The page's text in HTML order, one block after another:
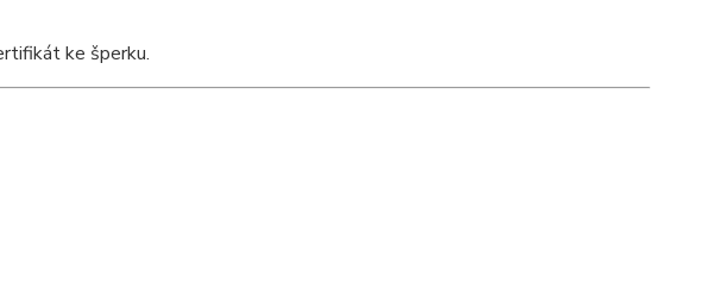
ke šperku.